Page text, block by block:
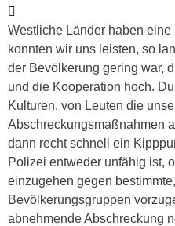
Westliche Länder haben
konnten wir uns leisten, so
der Bevölkerung gering war,
und die Kooperation hoch.
Kulturen, von Leuten die
Abschreckungsmaßnahmen
dann recht schnell ein
Polizei entweder unfähig ist,
einzugehen gegen
Bevölkerungsgruppen
abnehmende Abschreckung